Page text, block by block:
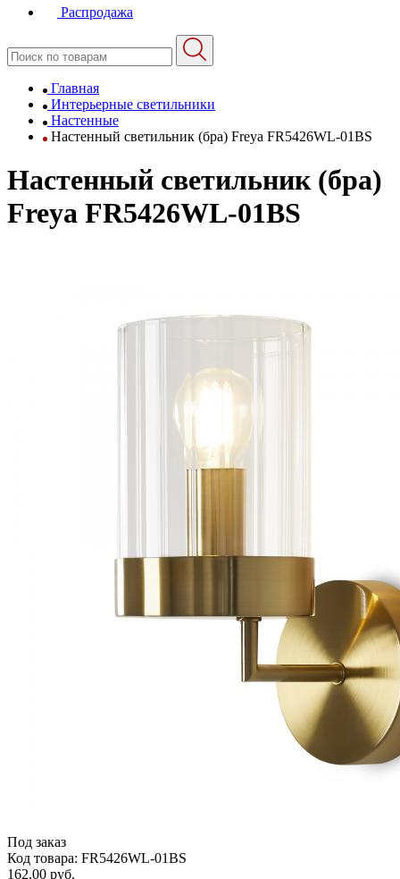
Распродажа
Главная
Интерьерные светильники
Настенные
Настенный светильник (бра) Freya FR5426WL-01BS
Настенный светильник (бра)
Freya FR5426WL-01BS
Под заказ
Код товара: FR5426WL-01BS
162.00 руб.